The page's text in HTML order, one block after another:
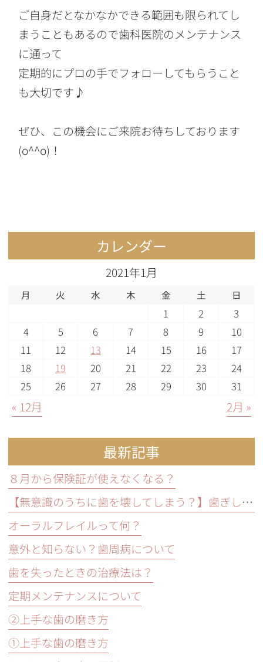
ご自身だとなかなかできる範囲も限られてし
まうこともあるので歯科医院のメンテナンス
に通って
定期的にプロの手でフォローしてもらうこと
も大切です♪
ぜひ、この機会にご来院お待ちしております
(o^^o)！
カレンダー
2021年1月
月 火 水 木 金 土 日
1 2
3
4
5 6 7 8 9
10
11
12 13 14 15 16
17
18
19 20 21 22 23
24
25
26 27 28 29 30 31
« 12月 2月 »
最新記事
８月から保険証が使えなくなる？
【無意識のうちに歯を壊してしまう？】歯ぎしり・食いしばりの原因と放置するリスクと予防方法
オーラルフレイルって何？
意外と知らない？歯周病について
歯を失ったときの治療法は？
定期メンテナンスについて
②上手な歯の磨き方
①上手な歯の磨き方